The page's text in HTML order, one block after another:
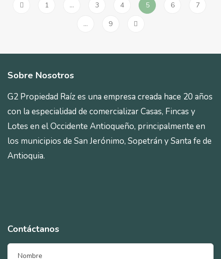
1 … 3 4 5 6
7
…
9
Sobre Nosotros
G2 Propiedad Raíz es una empresa creada hace 20 años
con la especialidad de comercializar Casas, Fincas y
Lotes en el Occidente Antioqueño, principalmente en
los municipios de San Jerónimo, Sopetrán y Santa fe de
Antioquia.
Contáctanos